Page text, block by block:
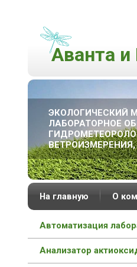
Аванта и
ЭКОЛОГИЧЕСКИЙ
ЛАБОРАТОРНОЕ
На главную О
Автоматизация
Анализатор